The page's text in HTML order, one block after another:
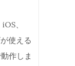
、
使える
作しま